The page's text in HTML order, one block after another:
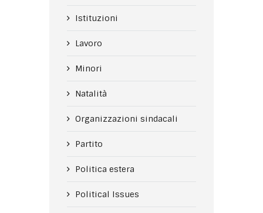
Istituzioni
Lavoro
Minori
Natalità
Organizzazioni sindacali
Partito
Politica estera
Political Issues